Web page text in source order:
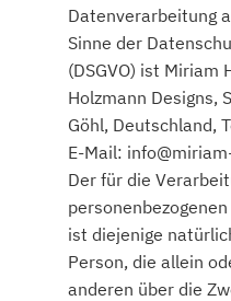
Datenverarbeitung
Sinne der
(DSGVO) ist Miriam
Holzmann Designs,
Göhl, Deutschland,
E-Mail:
Der für die
ist diejenige
Person, die allein
anderen über die